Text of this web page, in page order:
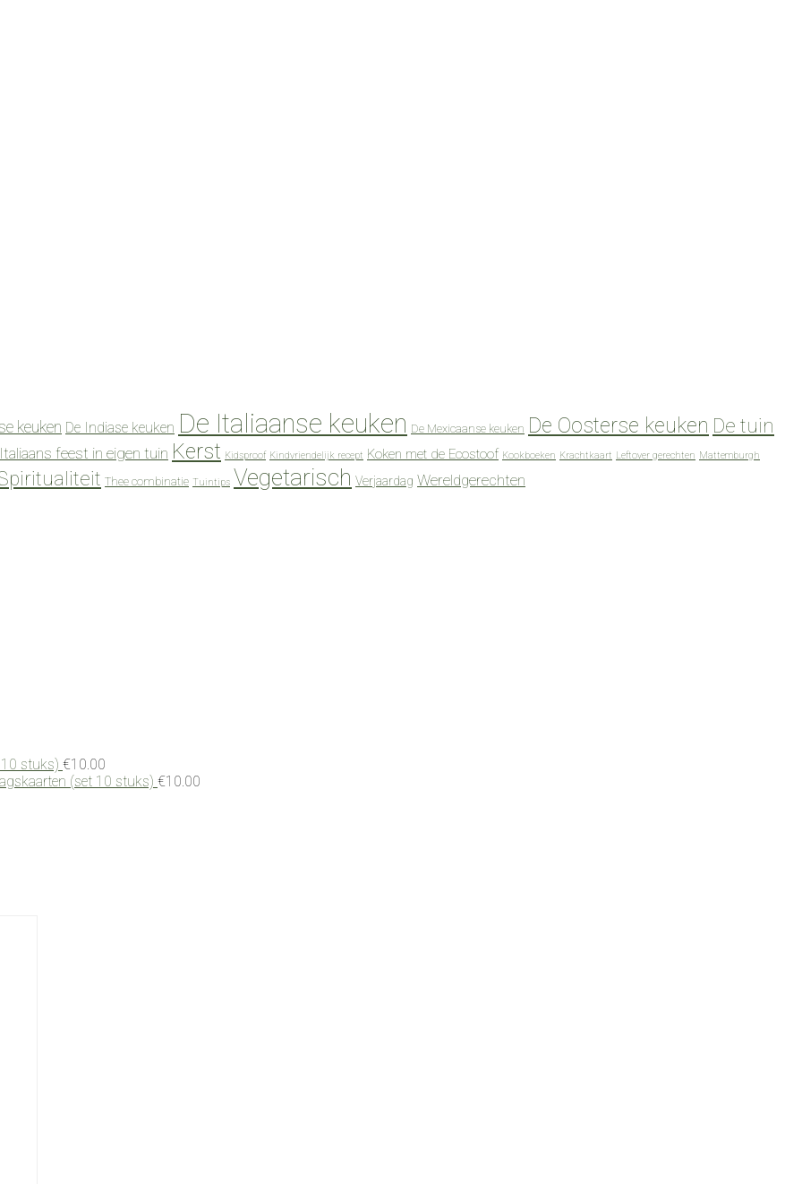
keuken De Indiase keuken De Italiaanse keuken De Mexicaanse keuken De Oosterse keuken De tuin
Italiaans feest in eigen tuin Kerst Kidsproof Kindvriendelijk recept Koken met de Ecostoof Kookboeken Krachtkaart Leftover gerechten Mattemburgh
Thee combinatie Tuintips Vegetarisch Verjaardag Wereldgerechten
stuks) €10.00
(set 10 stuks) €10.00